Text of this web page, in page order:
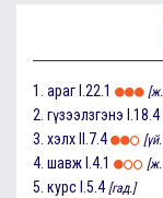
1. араг I.22.1
2. гүзээлзгэнэ I.18.4
3. хэлх II.7.4
4. шавж I.4.1
5. курс I.5.4 [гад.]